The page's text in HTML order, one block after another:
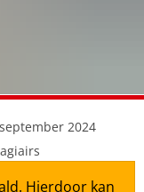
2024
Hierdoor kan